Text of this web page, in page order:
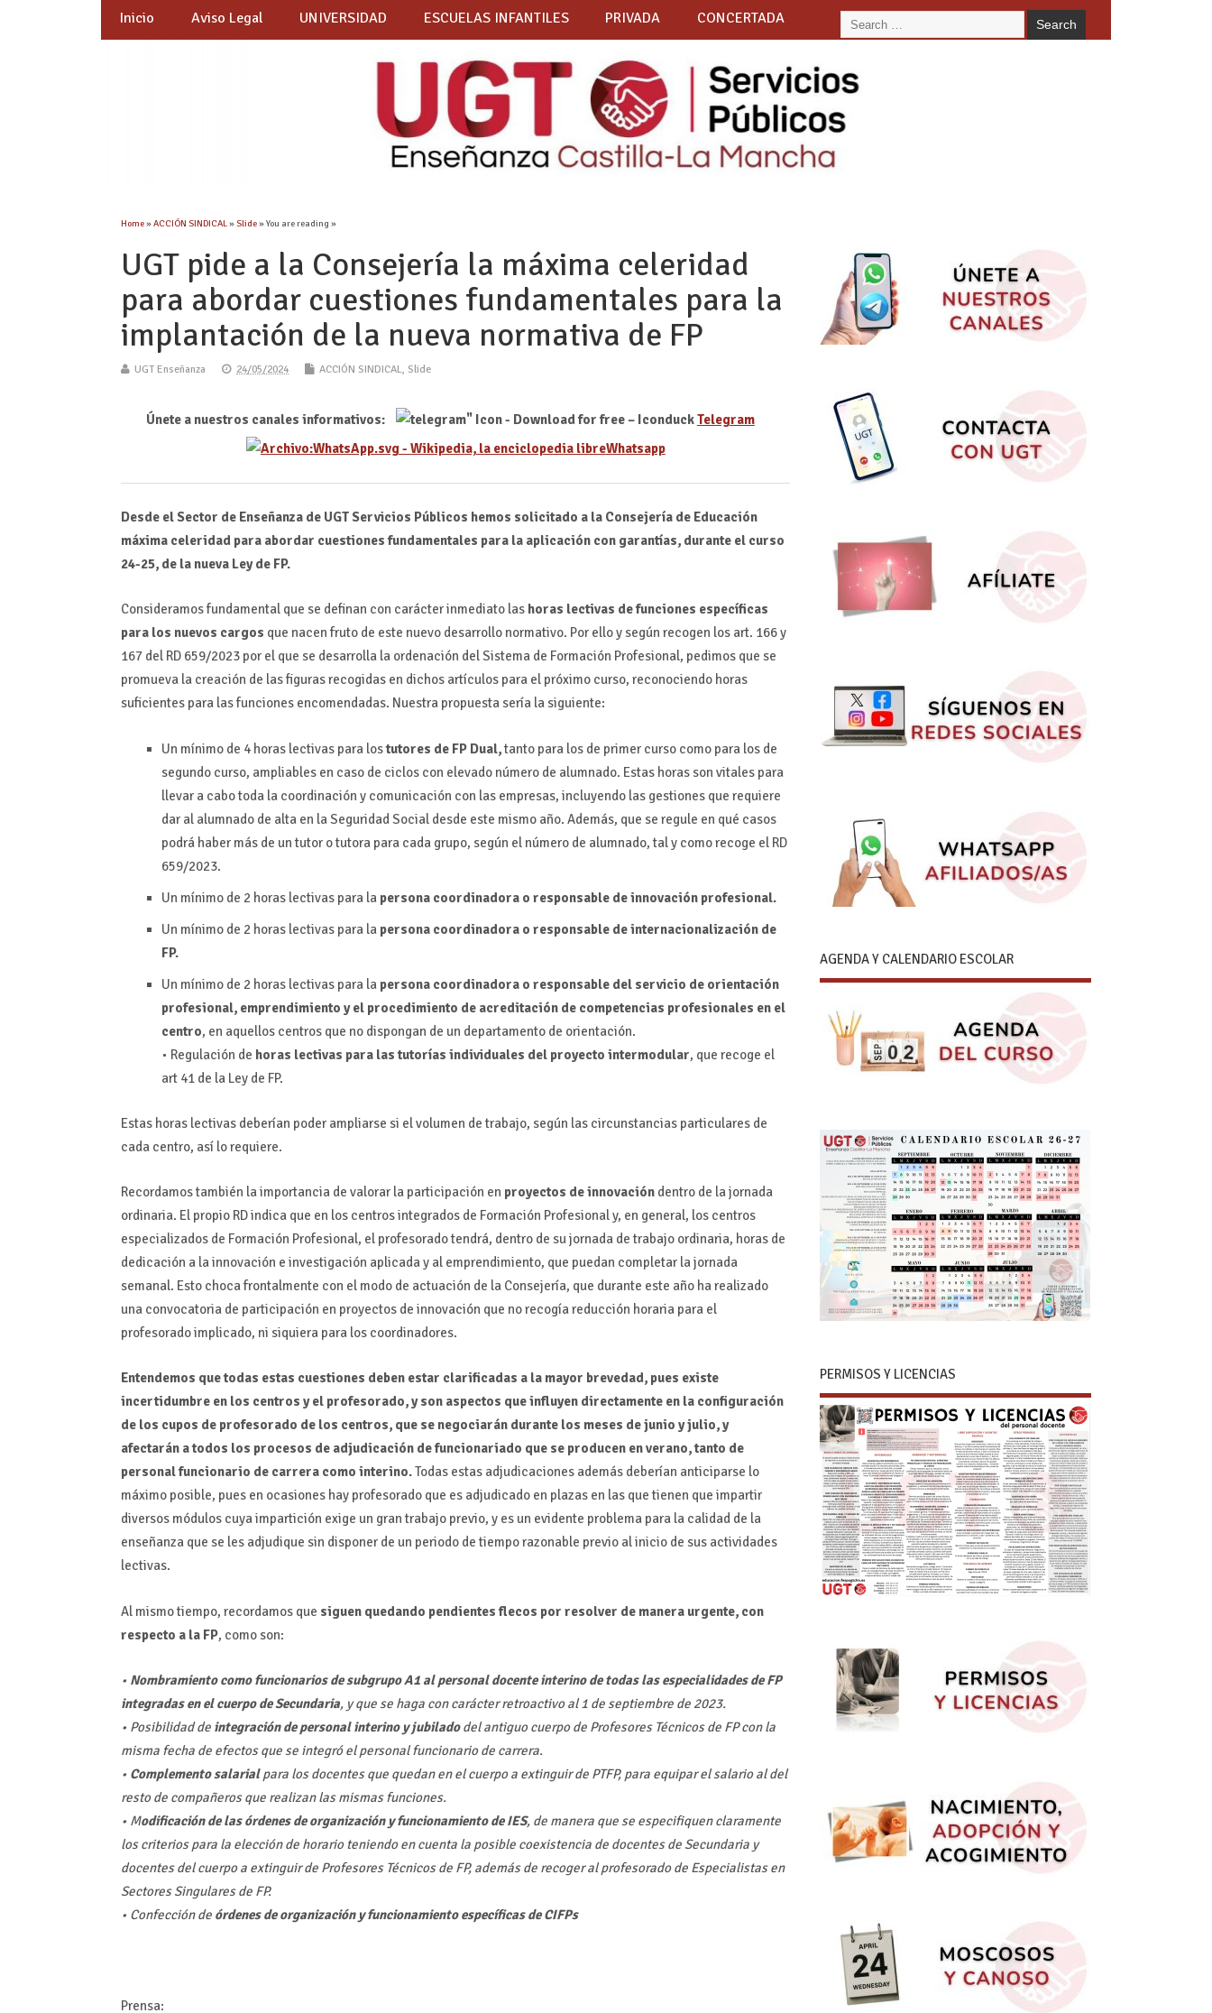
Inicio Aviso Legal UNIVERSIDAD ESCUELAS INFANTILES PRIVADA CONCERTADA
Home»ACCIÓN SINDICAL»Slide» You are reading »
UGT pide a la Consejería la máxima celeridad
para abordar cuestiones fundamentales para la
implantación de la nueva normativa de FP
UGT Enseñanza 24/05/2024 ACCIÓN SINDICAL, Slide
Únete a nuestros canales informativos:
Telegram
Whatsapp
Desde el Sector de Enseñanza de UGT Servicios Públicos hemos solicitado a la Consejería de Educación
máxima celeridad para abordar cuestiones fundamentales para la aplicación con garantías, durante el curso
24-25, de la nueva Ley de FP.
Consideramos fundamental que se definan con carácter inmediato las horas lectivas de funciones específicas
para los nuevos cargos que nacen fruto de este nuevo desarrollo normativo. Por ello y según recogen los art. 166 y
167 del RD 659/2023 por el que se desarrolla la ordenación del Sistema de Formación Profesional, pedimos que se
promueva la creación de las figuras recogidas en dichos artículos para el próximo curso, reconociendo horas
suficientes para las funciones encomendadas. Nuestra propuesta sería la siguiente:
Un mínimo de 4 horas lectivas para lostutores de FP Dual,tanto para los de primer curso como para los de
segundo curso, ampliables en caso de ciclos con elevado número de alumnado. Estas horas son vitales para
llevar a cabo toda la coordinación y comunicación con las empresas, incluyendo las gestiones que requiere
dar al alumnado de alta en la Seguridad Social desde este mismo año. Además, que se regule en qué casos
podrá haber más de un tutor o tutora para cada grupo, según el número de alumnado, tal y como recoge el RD
659/2023.
Un mínimo de 2 horas lectivas para la persona coordinadora o responsable de innovación profesional.
Un mínimo de 2 horas lectivas para la persona coordinadora o responsable de internacionalización de
FP.
Un mínimo de 2 horas lectivas para la persona coordinadora o responsable del servicio de orientación
profesional, emprendimiento y el procedimiento de acreditación de competencias profesionales en el
centro, en aquellos centros que no dispongan de un departamento de orientación.
• Regulación de horas lectivas para las tutorías individuales del proyecto intermodular, que recoge el
art 41 de la Ley de FP.
Estas horas lectivas deberían poder ampliarse si el volumen de trabajo, según las circunstancias particulares de
cada centro, así lo requiere.
Recordamos también la importancia de valorar la participación en proyectos de innovación dentro de la jornada
ordinaria. El propio RD indica que en los centros integrados de Formación Profesional y, en general, los centros
especializados de Formación Profesional, el profesorado tendrá, dentro de su jornada de trabajo ordinaria, horas de
dedicación a la innovación e investigación aplicada y al emprendimiento, que puedan completar la jornada
semanal. Esto choca frontalmente con el modo de actuación de la Consejería, que durante este año ha realizado
una convocatoria de participación en proyectos de innovación que no recogía reducción horaria para el
profesorado implicado, ni siquiera para los coordinadores.
Entendemos que todas estas cuestiones deben estar clarificadas a la mayor brevedad, pues existe
incertidumbre en los centros y el profesorado, y son aspectos que influyen directamente en la configuración
de los cupos de profesorado de los centros, que se negociarán durante los meses de junio y julio, y
afectarán a todos los procesos de adjudicación de funcionariado que se producen en verano, tanto de
personal funcionario de carrera como interino.Todas estas adjudicaciones además deberían anticiparse lo
máximo posible, pues en ocasiones hay profesorado que es adjudicado en plazas en las que tienen que impartir
diversos módulos cuya impartición exige un gran trabajo previo, y es un evidente problema para la calidad de la
enseñanza que se les adjudique sin disponer de un periodo de tiempo razonable previo al inicio de sus actividades
lectivas.
Al mismo tiempo, recordamos que siguen quedando pendientes flecos por resolver de manera urgente, con
respecto a la FP, como son:
• Nombramiento como funcionarios de subgrupo A1 al personal docente interino de todas las especialidades de FP
integradas en el cuerpo de Secundaria, y que se haga con carácter retroactivo al 1 de septiembre de 2023.
• Posibilidad de integración de personal interino y jubiladodel antiguo cuerpo de Profesores Técnicos de FP con la
misma fecha de efectos que se integró el personal funcionario de carrera.
• Complemento salarialpara los docentes que quedan en el cuerpo a extinguir de PTFP, para equipar el salario al del
resto de compañeros que realizan las mismas funciones.
• Modificación de las órdenes de organización y funcionamiento de IES, de manera que se especifiquen claramente
los criterios para la elección de horario teniendo en cuenta la posible coexistencia de docentes de Secundaria y
docentes del cuerpo a extinguir de Profesores Técnicos de FP, además de recoger al profesorado de Especialistas en
Sectores Singulares de FP.
• Confección de órdenes de organización y funcionamiento específicas de CIFPs
Prensa:
AGENDA Y CALENDARIO ESCOLAR
PERMISOS Y LICENCIAS